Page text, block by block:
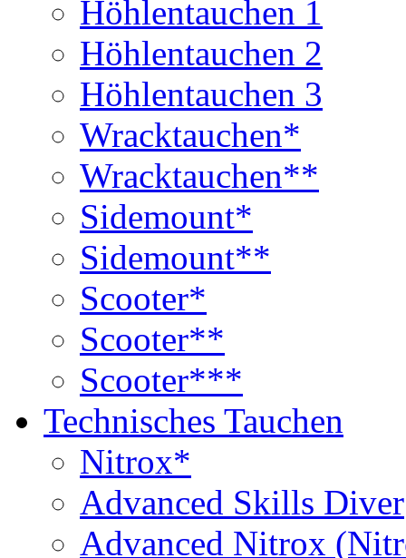
Höhlentauchen 1
Höhlentauchen 2
Höhlentauchen 3
Wracktauchen*
Wracktauchen**
Sidemount*
Sidemount**
Scooter*
Scooter**
Scooter***
Technisches Tauchen
Nitrox*
Advanced Skills Diver
Advanced Nitrox